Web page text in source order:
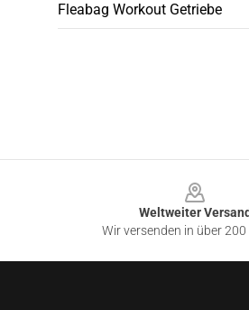
Fleabag Workout Getriebe
Weltweiter Versand
Wir versenden in über